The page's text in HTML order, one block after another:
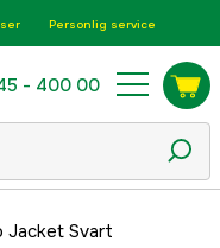
Personlig service
- 400 00
Jacket Svart